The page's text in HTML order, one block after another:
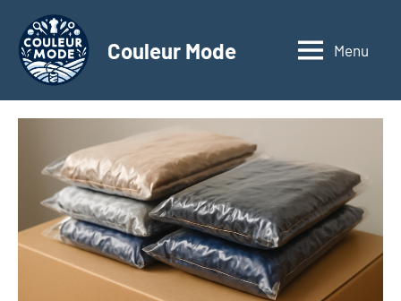
contenu
Couleur Mode
Explorez
monde
textiles
d'affaires
à
travers
nos
articles
dédiés
Menu